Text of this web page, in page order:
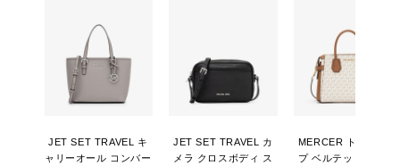
JET SET TRAVEL キ
ャリーオール コンバー
JET SET TRAVEL カ
メラ クロスボディ ス
MERCER トップジッ
プ ベルテッド サッチ